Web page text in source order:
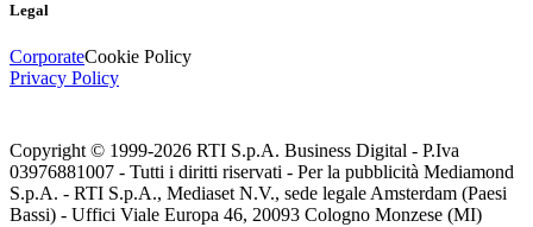
Legal
CorporateCookie Policy
Privacy Policy
Copyright © 1999-2026 RTI S.p.A. Business Digital - P.Iva
03976881007 - Tutti i diritti riservati - Per la pubblicità Mediamond
S.p.A. - RTI S.p.A., Mediaset N.V., sede legale Amsterdam (Paesi
Bassi) - Uffici Viale Europa 46, 20093 Cologno Monzese (MI)